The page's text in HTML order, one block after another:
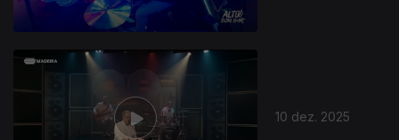
10 dez. 2025